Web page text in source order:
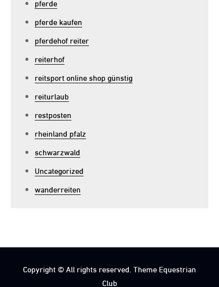
pferde
pferde kaufen
pferdehof reiter
reiterhof
reitsport online shop günstig
reiturlaub
restposten
rheinland pfalz
schwarzwald
Uncategorized
wanderreiten
Copyright © All rights reserved. Theme Equestrian
Club